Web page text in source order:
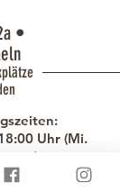
•
Uhr (Mi.
&Sa.: 08:00 -